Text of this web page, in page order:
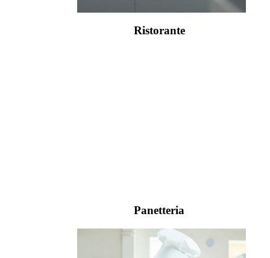
Ristorante
Panetteria